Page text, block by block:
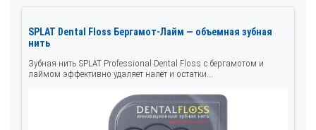
SPLAT Dental Floss Бергамот-Лайм — объемная зубная
нить
Зубная нить SPLAT Professional Dental Floss с бергамотом и
лаймом эффективно удаляет налёт и остатки...